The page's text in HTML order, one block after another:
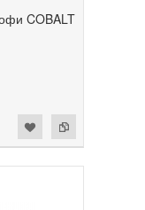
COBALT